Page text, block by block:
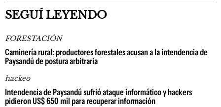
SEGUÍ LEYENDO
FORESTACIÓN
Caminería rural: productores forestales acusan a la intendencia de
Paysandú de postura arbitraria
hackeo
Intendencia de Paysandú sufrió ataque informático y hackers
pidieron US$ 650 mil para recuperar información